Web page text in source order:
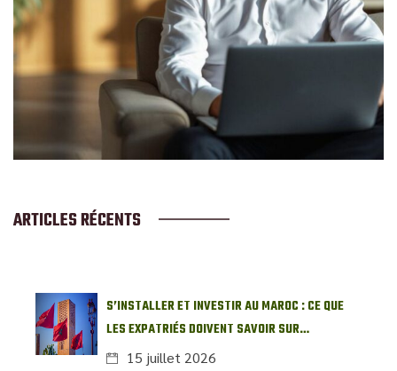
ARTICLES RÉCENTS
S’INSTALLER ET INVESTIR AU MAROC : CE QUE
LES EXPATRIÉS DOIVENT SAVOIR SUR
L’IMMOBILIER LOCAL
15 juillet 2026